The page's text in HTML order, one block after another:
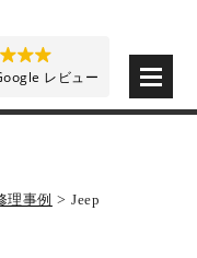
理事例 >Jeep
レビュー